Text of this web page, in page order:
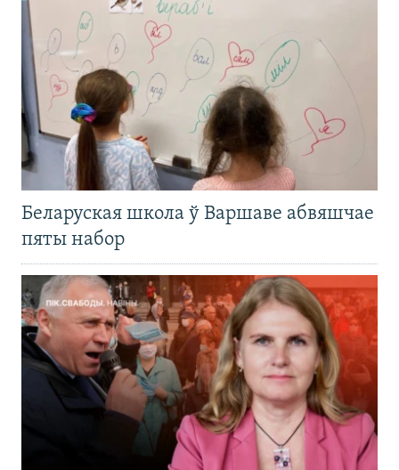
Беларуская школа ў Варшаве абвяшчае
пяты набор